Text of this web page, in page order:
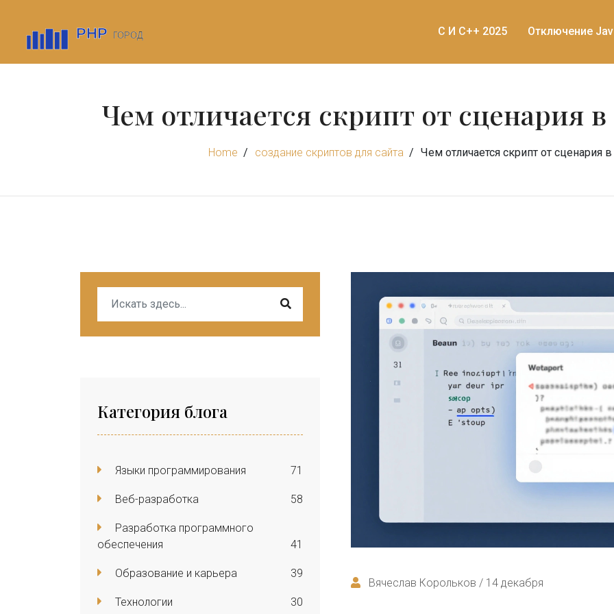
C И C++ 2025 Отключение
Чем отличается скрипт от сценария
Home создание скриптов для сайта Чем отличается скрипт от сценария
Категория блога
Языки программирования 71
Веб-разработка 58
Разработка программного
обеспечения
41
Образование и карьера 39
Технологии 30
Вячеслав Корольков / 14 декабря